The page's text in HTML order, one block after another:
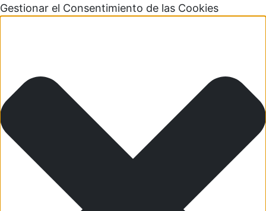
Gestionar el Consentimiento de las Cookies